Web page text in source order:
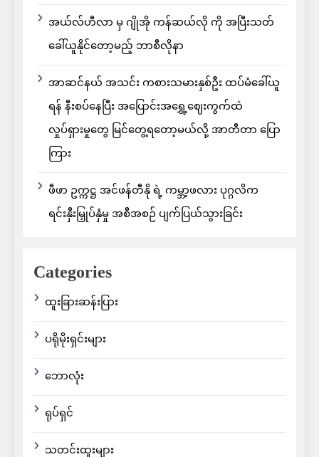
အယ်လ်ဟီလာ မှ ဂျိုအို ကန်ဆယ်လို ကို အပြီးသတ်
ခေါ်ယူနိုင်တော့မည့် ဘာစီလိုနာ
အာဆင်နယ် အသင်း ကစားသမားနှစ်ဦး ထပ်မံခေါ်ယူ
ရန် နီးစပ်နေပြီး အပြောင်းအရွှေ့ဈေးကွက်ထဲ
လှုပ်ရှားမှုတွေ မြင်တွေ့ရတော့မယ်လို့ အာတီတာ ပြော
ကြား
ဖီဖာ ဥက္ကဋ္ဌ အင်ဖန်တီနို ရဲ့ ကမ္ဘာ့ဖလား ပုဂ္ဂလိက
ရင်းနှီးမြှုပ်နှံမှု အစီအစဉ် ပျက်ပြယ်သွားခြင်း
Categories
ထူးခြားဆန်းပြား
ပရိုမိုးရှင်းများ
ဘောလုံး
ရုပ်ရှင်
သတင်းထူးများ